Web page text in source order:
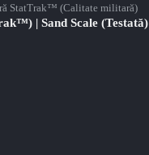
StatTrak™ (Calitate militară)
| Sand Scale (Testată)